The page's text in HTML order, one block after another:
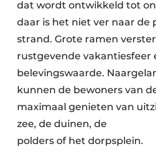
dat wordt ontwikkeld tot
daar is het niet ver naar de
strand. Grote ramen
rustgevende vakantiesfeer
belevingswaarde.
kunnen de bewoners van
maximaal genieten van
zee, de duinen, de
polders of het dorpsplein.